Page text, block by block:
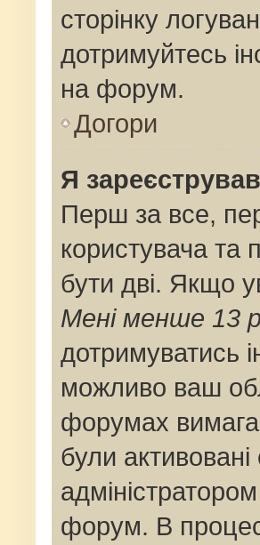
сторінку
дотримуйтесь
на форум.
Догори
Я
Перш за все,
користувача
бути дві. Якщо
Мені менше 13
дотримуватись
можливо ваш
форумах
були
форум. В